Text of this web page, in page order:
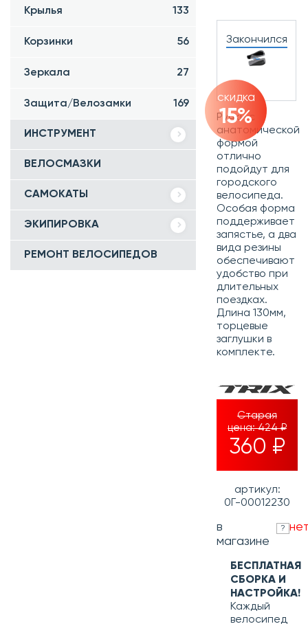
Крылья 133
Корзинки 56
Зеркала 27
Защита/Велозамки 169
ИНСТРУМЕНТ
ВЕЛОСМАЗКИ
САМОКАТЫ
ЭКИПИРОВКА
РЕМОНТ ВЕЛОСИПЕДОВ
Закончился
скидка
15%
Ручки с
анатомической
формой
отлично
подойдут для
городского
велосипеда.
Особая форма
поддерживает
запястье, а два
вида резины
обеспечивают
удобство при
длительных
поездках.
Длина 130мм,
торцевые
заглушки в
комплекте.
Старая
цена:424 ₽
360 ₽
артикул:
0Г-00012230
в
магазине
?
БЕСПЛАТНАЯ
СБОРКА И
НАСТРОЙКА!
Каждый
велосипед